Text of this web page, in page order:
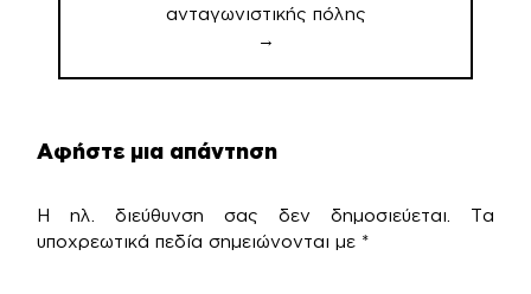
ανταγωνιστικής πόλης
→
Αφήστε μια απάντηση
Η ηλ. διεύθυνση σας δεν δημοσιεύεται.
Τα
υποχρεωτικά πεδία σημειώνονται με *